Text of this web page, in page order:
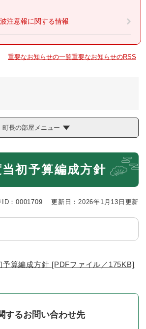
注意報に関する情報
重要なお知らせの一覧重要なお知らせのRSS
町長の部屋メニュー
初予算編成方針
ID：0001709 更新日：2026年1月13日更新
予算編成方針 [PDFファイル／175KB]
するお問い合わせ先